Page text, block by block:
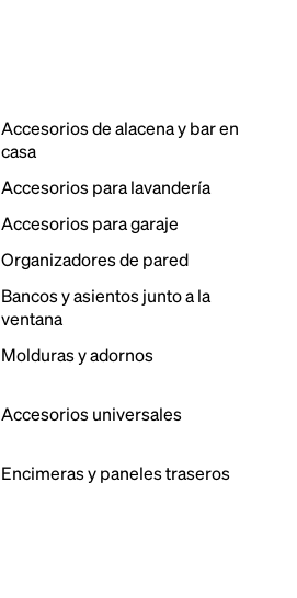
Accesorios de alacena y bar en
casa
Accesorios para lavandería
Accesorios para garaje
Organizadores de pared
Bancos y asientos junto a la
ventana
Molduras y adornos
Accesorios universales
Encimeras y paneles traseros